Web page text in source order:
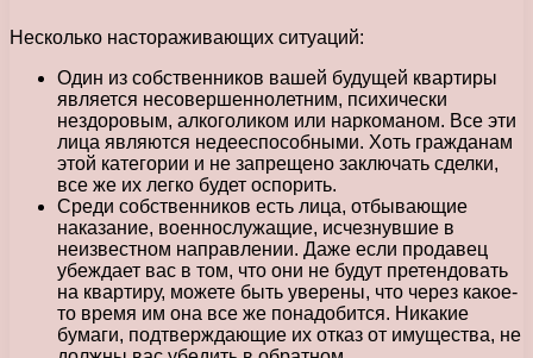
Несколько настораживающих ситуаций:
Один из собственников вашей будущей квартиры
является несовершеннолетним, психически
нездоровым, алкоголиком или наркоманом. Все эти
лица являются недееспособными. Хоть гражданам
этой категории и не запрещено заключать сделки,
все же их легко будет оспорить.
Среди собственников есть лица, отбывающие
наказание, военнослужащие, исчезнувшие в
неизвестном направлении. Даже если продавец
убеждает вас в том, что они не будут претендовать
на квартиру, можете быть уверены, что через какое-
то время им она все же понадобится. Никакие
бумаги, подтверждающие их отказ от имущества, не